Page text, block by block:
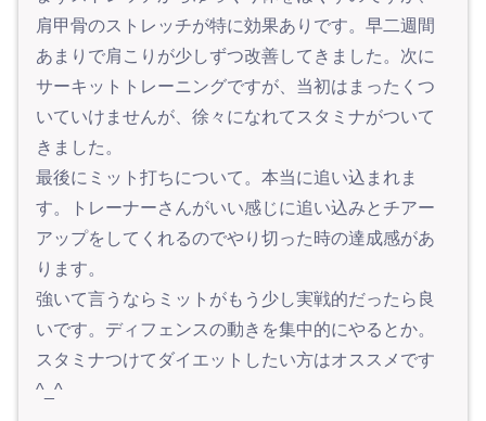
肩甲骨のストレッチが特に効果ありです。早二週間
あまりで肩こりが少しずつ改善してきました。次に
サーキットトレーニングですが、当初はまったくつ
いていけませんが、徐々になれてスタミナがついて
きました。
最後にミット打ちについて。本当に追い込まれま
す。トレーナーさんがいい感じに追い込みとチアー
アップをしてくれるのでやり切った時の達成感があ
ります。
強いて言うならミットがもう少し実戦的だったら良
いです。ディフェンスの動きを集中的にやるとか。
スタミナつけてダイエットしたい方はオススメです
^_^